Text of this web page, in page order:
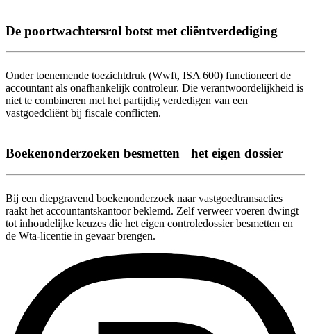
De poortwachtersrol botst met cliëntverdediging
Onder toenemende toezichtdruk (Wwft, ISA 600) functioneert de
accountant als onafhankelijk controleur. Die verantwoordelijkheid is
niet te combineren met het partijdig verdedigen van een
vastgoedcliënt bij fiscale conflicten.
Boekenonderzoeken besmetten het eigen dossier
Bij een diepgravend boekenonderzoek naar vastgoedtransacties
raakt het accountantskantoor beklemd. Zelf verweer voeren dwingt
tot inhoudelijke keuzes die het eigen controledossier besmetten en
de Wta-licentie in gevaar brengen.